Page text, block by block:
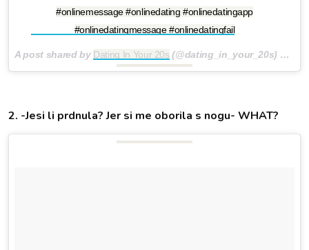
#onlinemessage #onlinedating #onlinedatingapp
#onlinedatingmessage #onlinedatingfail
A post shared by Dating In Your 20s (@dating_in_your_20s) on
2. -Jesi li prdnula? Jer si me oborila s nogu- WHAT?